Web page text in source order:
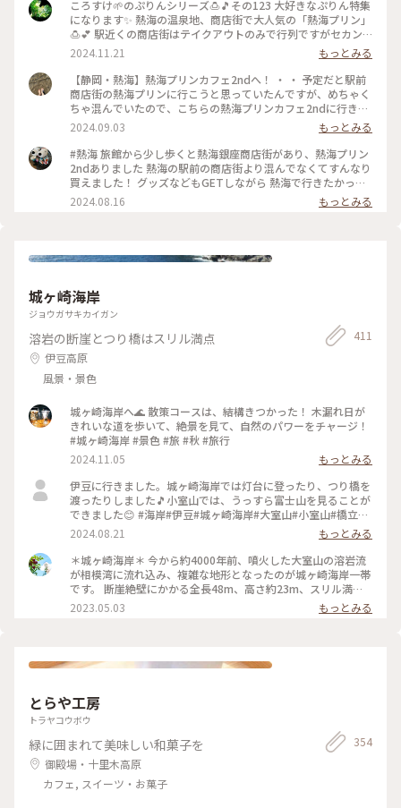
ころすけ🌱のぷりんシリーズ🍮🎵その123 大好きなぷりん特集
になります✨ 熱海の温泉地、商店街で大人気の「熱海プリン」
🍮💕 駅近くの商店街はテイクアウトのみで行列ですがセカン
ドカフェは空いていてイートインできます✨桶がテーブル代わ
りでトレードマークのカバのクッキー飾り付け🤍カバが生クリ
ームに埋もれぎみです🤭笑w それにしてもどうしてカバなの
でしょう😂 #熱海プリン #めちゃ人気 #まだバズり中 #カバ #
温泉地 #セカンド空いてておすすめ #旅先のぷりん最高すぎる
2024.11.21
もっとみる
【静岡・熱海】熱海プリンカフェ2ndへ！ ・ ・ 予定だと駅前
商店街の熱海プリンに行こうと思っていたんですが、めちゃく
ちゃ混んでいたので、こちらの熱海プリンカフェ2ndに行きま
した🍮 ・ まず店内が可愛い🩷雑貨が売っていたり、狭いです
がイートインスペースもあって、壁のイラストがカバや温泉イ
メージで可愛かったです。 ・ 念願の熱海プリンはテイクアウ
トで注文して、店内ではプリンソフトをいただきました。 ソフ
トクリーム部分に乗ってるキャラメルかな？食感があってよか
ったです。下の部分がプリンになっていて、甘くてとっても美
味しかったです😋 ・ ・ #熱海プリン #熱海プリンカフェ #熱海
2024.09.03
もっとみる
#熱海 旅館から少し歩くと熱海銀座商店街があり、熱海プリン
2ndありました 熱海の駅前の商店街より混んでなくてすんなり
買えました！ グッズなどもGETしながら 熱海で行きたかった
美術館、熱海プリン しかし熱海も相当暑いです
2024.08.16 もっとみる
城ヶ崎海岸
ジョウガサキカイガン
溶岩の断崖とつり橋はスリル満点
伊豆高原
風景・景色
411
城ヶ崎海岸へ🌊 散策コースは、結構きつかった！ 木漏れ日が
きれいな道を歩いて、絶景を見て、自然のパワーをチャージ！
#城ヶ崎海岸 #景色 #旅 #秋 #旅行
2024.11.05
もっとみる
伊豆に行きました。城ヶ崎海岸では灯台に登ったり、つり橋を
渡ったりしました🎵小室山では、うっすら富士山を見ることが
できました😊 #海岸#伊豆#城ヶ崎海岸#大室山#小室山#橋立#
つり橋#静岡#ことりっぷ旅2024
2024.08.21
もっとみる
＊城ヶ崎海岸＊ 今から約4000年前、噴火した大室山の溶岩流
が相模湾に流れ込み、複雑な地形となったのが城ヶ崎海岸一帯
です。 断崖絶壁にかかる全長48m、高さ約23m、スリル満点
の「門脇吊り橋」。 以前行った時よりは怖くなかったけれど、
やはり海を見下ろすと足がすくみ、ぞわぞわします。 それでも
な住宅街を散策し、帰りは遊歩道を抜け、城ヶ崎オレンジ村の
こっち見ててくれて笑っちゃいました☺️ でもこの台湾リス、
木をかじって枯らしてしまったり、電線をかじって停電になっ
たりと地元では問題になっている様です。 #私のことりっぷ旅
#ことりっぷ静岡 #伊豆 #城ヶ崎海岸#門脇吊り橋#台湾リス
2023.05.03 もっとみる
とらや工房
トラヤコウボウ
緑に囲まれて美味しい和菓子を
御殿場・十里木高原
カフェ, スイーツ・お菓子
354